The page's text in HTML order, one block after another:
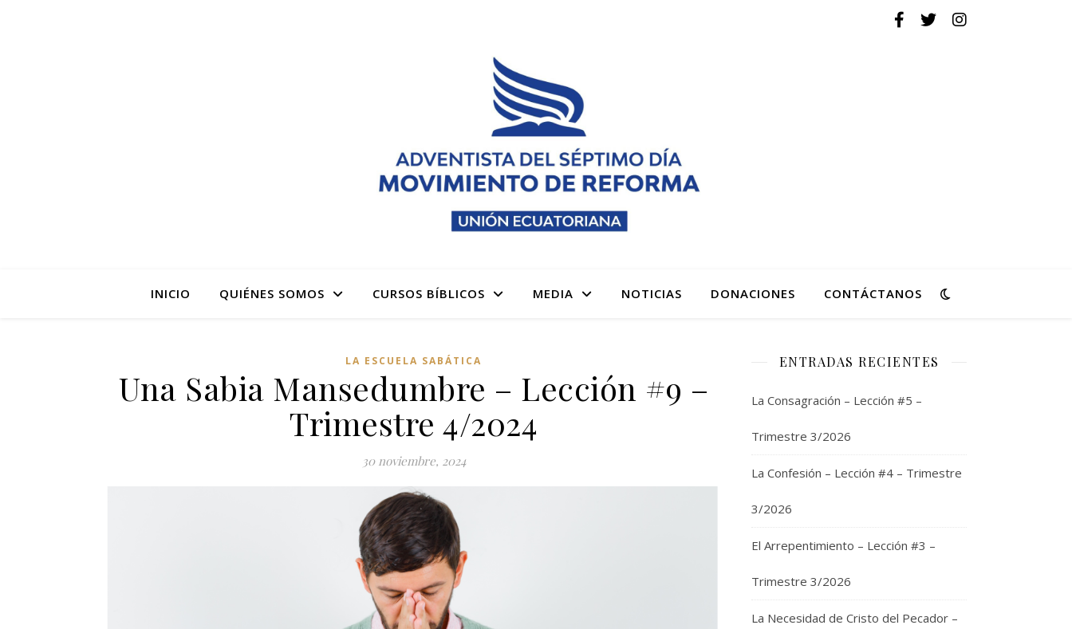
INICIO QUIÉNES SOMOS CURSOS BÍBLICOS MEDIA NOTICIAS DONACIONES CONTÁCTANOS
LA ESCUELA SABÁTICA
Una Sabia Mansedumbre – Lección #9 –
Trimestre 4/2024
30 noviembre, 2024
ENTRADAS RECIENTES
La Consagración – Lección #5 –
Trimestre 3/2026
La Confesión – Lección #4 – Trimestre
3/2026
El Arrepentimiento – Lección #3 –
Trimestre 3/2026
La Necesidad de Cristo del Pecador –